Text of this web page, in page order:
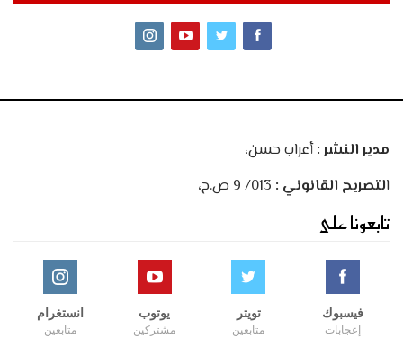
مدير النشر :أعراب حسن،
التصريح القانوني :
تابعونا على
فيسبوك
إعجابات
تويتر
متابعين
يوتوب
مشتركين
انستغرام
متابعين